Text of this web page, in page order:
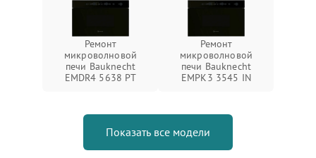
Ремонт
микроволновой
печи Bauknecht
EMDR4 5638 PT
Ремонт
микроволновой
печи Bauknecht
EMPK3 3545 IN
Показать все модели